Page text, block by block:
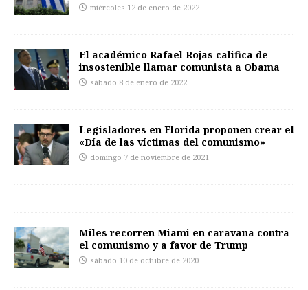
miércoles 12 de enero de 2022
El académico Rafael Rojas califica de
insostenible llamar comunista a Obama
sábado 8 de enero de 2022
Legisladores en Florida proponen crear el
«Día de las víctimas del comunismo»
domingo 7 de noviembre de 2021
Miles recorren Miami en caravana contra
el comunismo y a favor de Trump
sábado 10 de octubre de 2020